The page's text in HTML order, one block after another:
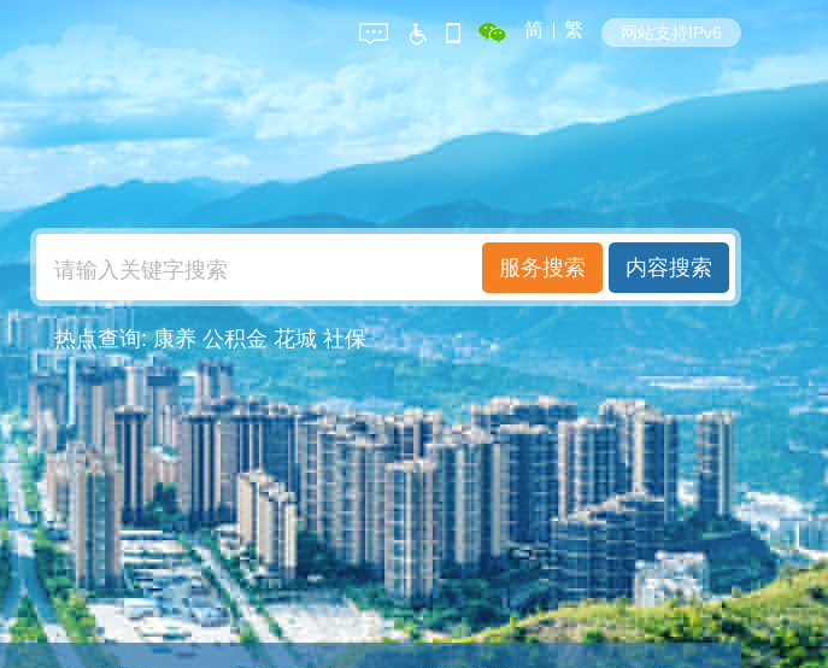
简 | 繁 网站支持IPv6
热点查询:康养 公积金 花城 社保